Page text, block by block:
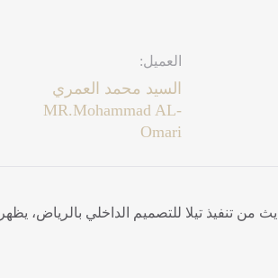
العميل:
السيد محمد العمري
MR.Mohammad AL-
Omari